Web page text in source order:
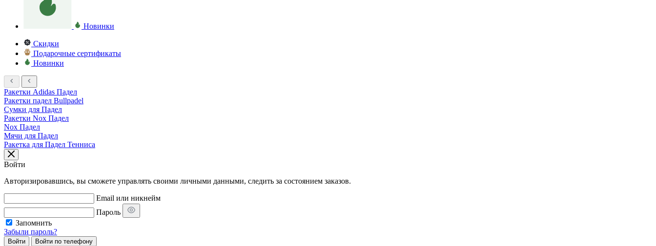
Новинки
Скидки
Подарочные сертификаты
Новинки
Ракетки Adidas Падел
Ракетки падел Bullpadel
Сумки для Падел
Ракетки Nox Падел
Nox Падел
Мячи для Падел
Ракетка для Падел Тенниса
Войти
Авторизировавшись, вы сможете управлять своими личными данными, следить за состоянием заказов.
Email или никнейм
Пароль
Запомнить
Забыли пароль?
Войти Войти по телефону